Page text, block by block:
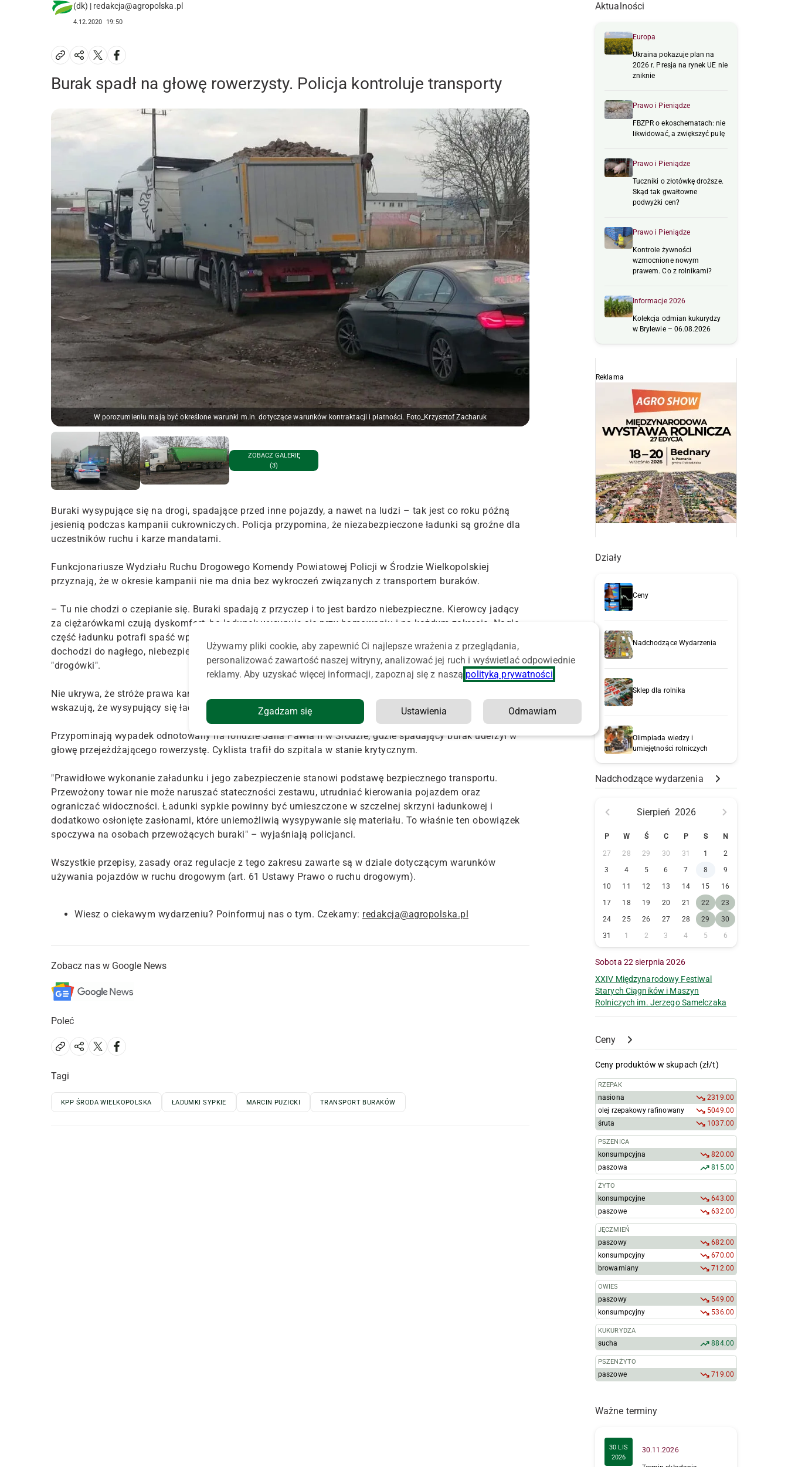
(dk) | redakcja@agropolska.pl
4.12.2020 19:50
Burak spadł na głowę rowerzysty. Policja kontroluje transporty
W porozumieniu mają być określone warunki m.in. dotyczące warunków kontraktacji i płatności. Foto_Krzysztof Zacharuk
ZOBACZ GALERIĘ
(3)
Buraki wysypujące się na drogi, spadające przed inne pojazdy, a nawet na ludzi – tak jest co roku późną
jesienią podczas kampanii cukrowniczych. Policja przypomina, że niezabezpieczone ładunki są groźne dla
uczestników ruchu i karze mandatami.
Funkcjonariusze Wydziału Ruchu Drogowego Komendy Powiatowej Policji w Środzie Wielkopolskiej
przyznają, że w okresie kampanii nie ma dnia bez wykroczeń związanych z transportem buraków.
– Tu nie chodzi o czepianie się. Buraki spadają z przyczep i to jest bardzo niebezpieczne. Kierowcy jadący
za ciężarówkami czują dyskomfort, bo ładunek wysypuje się przy hamowaniu i na każdym zakręcie. Nagle
część ładunku potrafi spaść wprost pod koła jadącego za ciężarówką auta. W najlepszym przypadku
dochodzi do nagłego, niebezpiecznego hamowania – podkreśla kom. Marcin Puzicki, szef średzkiej
"drogówki".
Nie ukrywa, że stróże prawa karzą i będą karać za takie niezabezpieczone ładunki. Jednocześnie mundurowi
wskazują, że wysypujący się ładunek dużych bulw szczególnie groźny jest dla pieszych i rowerzystów.
Przypominają wypadek odnotowany na rondzie Jana Pawła II w Środzie, gdzie spadający burak uderzył w
głowę przejeżdżającego rowerzystę. Cyklista trafił do szpitala w stanie krytycznym.
"Prawidłowe wykonanie załadunku i jego zabezpieczenie stanowi podstawę bezpiecznego transportu.
Przewożony towar nie może naruszać stateczności zestawu, utrudniać kierowania pojazdem oraz
ograniczać widoczności. Ładunki sypkie powinny być umieszczone w szczelnej skrzyni ładunkowej i
dodatkowo osłonięte zasłonami, które uniemożliwią wysypywanie się materiału. To właśnie ten obowiązek
spoczywa na osobach przewożących buraki" – wyjaśniają policjanci.
Wszystkie przepisy, zasady oraz regulacje z tego zakresu zawarte są w dziale dotyczącym warunków
używania pojazdów w ruchu drogowym (art. 61 Ustawy Prawo o ruchu drogowym).
Wiesz o ciekawym wydarzeniu? Poinformuj nas o tym. Czekamy: redakcja@agropolska.pl
Zobacz nas w Google News
Poleć
Tagi
KPP ŚRODA WIELKOPOLSKA ŁADUMKI SYPKIE MARCIN PUZICKI TRANSPORT BURAKÓW
Aktualności
Europa
Ukraina pokazuje plan na
2026 r. Presja na rynek UE nie
zniknie
Prawo i Pieniądze
FBZPR o ekoschematach: nie
likwidować, a zwiększyć pulę
Prawo i Pieniądze
Tuczniki o złotówkę droższe.
Skąd tak gwałtowne
podwyżki cen?
Prawo i Pieniądze
Kontrole żywności
wzmocnione nowym
prawem. Co z rolnikami?
Informacje 2026
Kolekcja odmian kukurydzy
w Brylewie – 06.08.2026
Reklama
Działy
Ceny
Nadchodzące Wydarzenia
Sklep dla rolnika
Olimpiada wiedzy i
umiejętności rolniczych
Nadchodzące wydarzenia
Sierpień 2026
P W Ś C P S N
27 28 29 30 31 1
2
3
4 5 6 7 8
9
10
11 12 13 14 15
16
17
18 19 20 21 22
23
24
25 26 27 28 29
30
31
1 2 3 4 5 6
Sobota 22 sierpnia 2026
XXIV Międzynarodowy Festiwal
Starych Ciągników i Maszyn
Rolniczych im. Jerzego Samelczaka
Ceny
Ceny produktów w skupach (zł/t)
RZEPAK
nasiona
2319.00
olej rzepakowy rafinowany
5049.00
śruta
1037.00
PSZENICA
konsumpcyjna
820.00
paszowa
815.00
ŻYTO
konsumpcyjne
643.00
paszowe
632.00
JĘCZMIEŃ
paszowy
682.00
konsumpcyjny
670.00
browarniany
712.00
OWIES
paszowy
549.00
konsumpcyjny
536.00
KUKURYDZA
sucha 884.00
PSZENŻYTO
paszowe 719.00
Ważne terminy
30 LIS
2026
30.11.2026
Używamy pliki cookie, aby zapewnić Ci najlepsze wrażenia z przeglądania,
personalizować zawartość naszej witryny, analizować jej ruch i wyświetlać odpowiednie
reklamy. Aby uzyskać więcej informacji, zapoznaj się z naszą polityką prywatności
Zgadzam się Ustawienia Odmawiam